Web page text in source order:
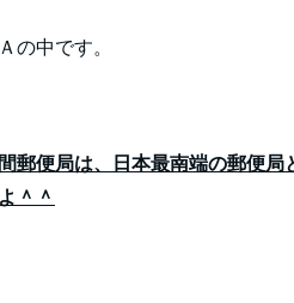
の中です。
郵便局は、日本最南端の郵便
＾＾